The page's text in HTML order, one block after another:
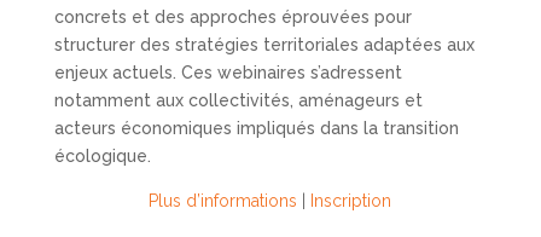
concrets et des approches éprouvées pour
structurer des stratégies territoriales adaptées aux
enjeux actuels. Ces webinaires s’adressent
notamment aux collectivités, aménageurs et
acteurs économiques impliqués dans la transition
écologique.
Plus d’informations Inscription